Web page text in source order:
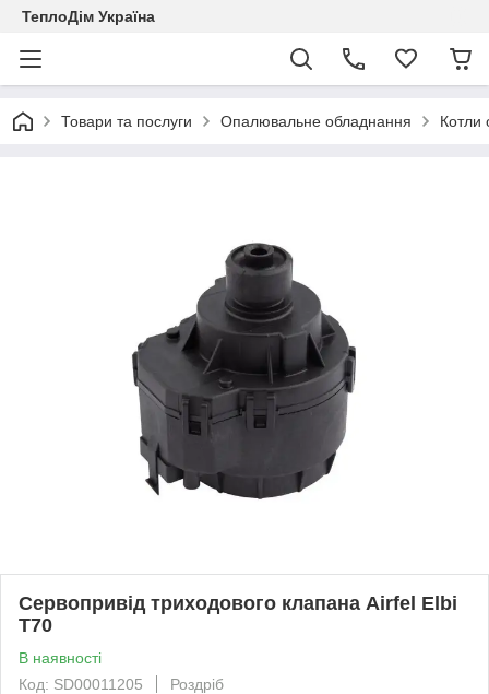
ТеплоДім Україна
Товари та послуги Опалювальне обладнання Котли
Сервопривід триходового клапана Airfel Elbi
T70
В наявності
Код: SD00011205
Роздріб